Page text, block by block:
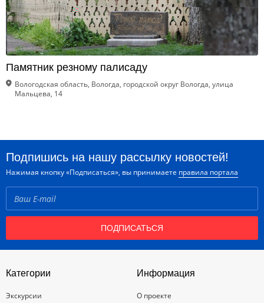
Памятник резному палисаду
Вологодская область, Вологда, городской округ Вологда, улица
Мальцева, 14
Подпишись на нашу рассылку новостей!
Нажимая кнопку «Подписаться», вы принимаете правила портала
ПОДПИСАТЬСЯ
Категории
Экскурсии
Информация
О проекте